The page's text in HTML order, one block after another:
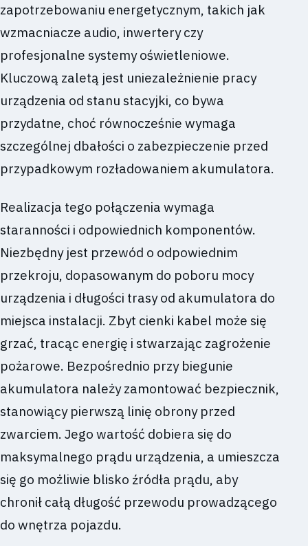
zapotrzebowaniu energetycznym, takich jak
wzmacniacze audio, inwertery czy
profesjonalne systemy oświetleniowe.
Kluczową zaletą jest uniezależnienie pracy
urządzenia od stanu stacyjki, co bywa
przydatne, choć równocześnie wymaga
szczególnej dbałości o zabezpieczenie przed
przypadkowym rozładowaniem akumulatora.
Realizacja tego połączenia wymaga
staranności i odpowiednich komponentów.
Niezbędny jest przewód o odpowiednim
przekroju, dopasowanym do poboru mocy
urządzenia i długości trasy od akumulatora do
miejsca instalacji. Zbyt cienki kabel może się
grzać, tracąc energię i stwarzając zagrożenie
pożarowe. Bezpośrednio przy biegunie
akumulatora należy zamontować bezpiecznik,
stanowiący pierwszą linię obrony przed
zwarciem. Jego wartość dobiera się do
maksymalnego prądu urządzenia, a umieszcza
się go możliwie blisko źródła prądu, aby
chronił całą długość przewodu prowadzącego
do wnętrza pojazdu.